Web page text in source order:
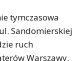
tymczasowa
Sandomierskiej
ruch
Warszawy.